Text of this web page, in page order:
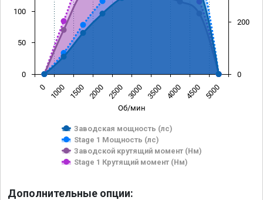
Об/мин
Заводская мощность (лс)
Stage 1 Мощность (лс)
Заводской крутящий момент (Нм)
Stage 1 Крутящий момент (Нм)
0 1000 1500 2000 2500 3000 3500 4000 4500 5000
0
50
100
0
200
Дополнительные опции: